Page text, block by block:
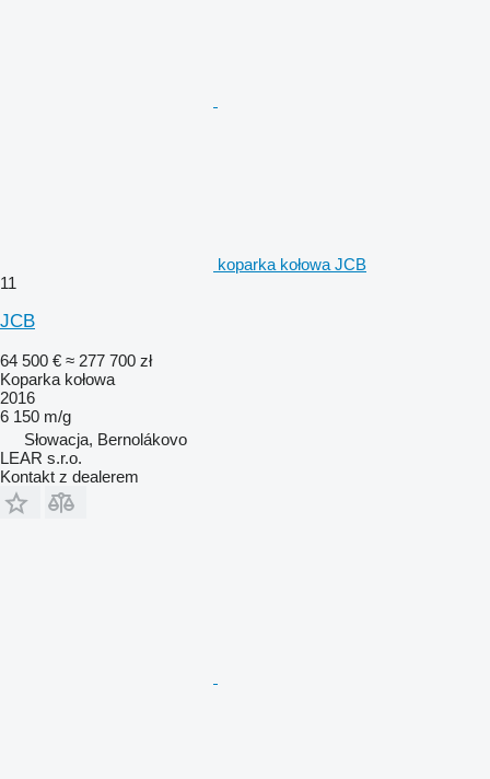
koparka kołowa JCB
11
JCB
64 500 € ≈ 277 700 zł
Koparka kołowa
2016
6 150 m/g
Słowacja, Bernolákovo
LEAR s.r.o.
Kontakt z dealerem